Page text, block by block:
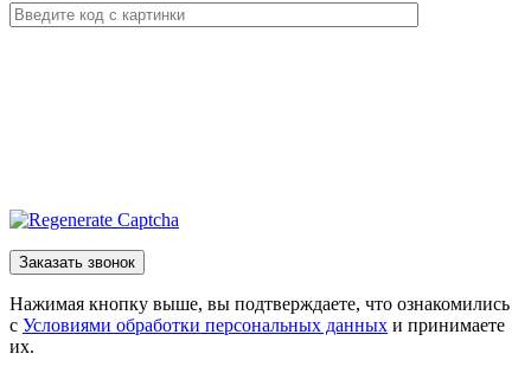
Нажимая кнопку выше, вы подтверждаете, что ознакомились
с Условиями обработки персональных данных и принимаете
их.